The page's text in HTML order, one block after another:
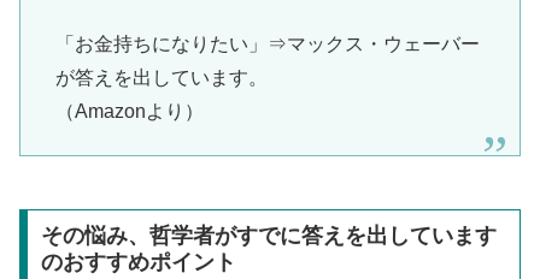
「お金持ちになりたい」⇒マックス・ウェーバー
が答えを出しています。
（Amazonより）
その悩み、哲学者がすでに答えを出しています
のおすすめポイント